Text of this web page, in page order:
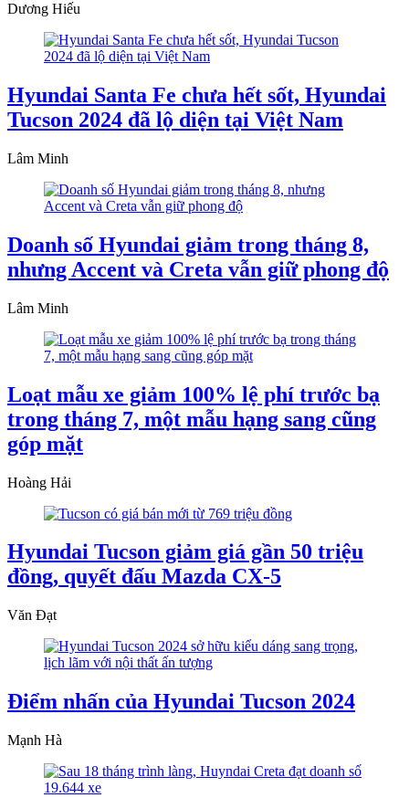
Dương Hiếu
Hyundai Santa Fe chưa hết sốt, Hyundai
Tucson 2024 đã lộ diện tại Việt Nam
Lâm Minh
Doanh số Hyundai giảm trong tháng 8,
nhưng Accent và Creta vẫn giữ phong độ
Lâm Minh
Loạt mẫu xe giảm 100% lệ phí trước bạ
trong tháng 7, một mẫu hạng sang cũng
góp mặt
Hoàng Hải
Hyundai Tucson giảm giá gần 50 triệu
đồng, quyết đấu Mazda CX-5
Văn Đạt
Điểm nhấn của Hyundai Tucson 2024
Mạnh Hà